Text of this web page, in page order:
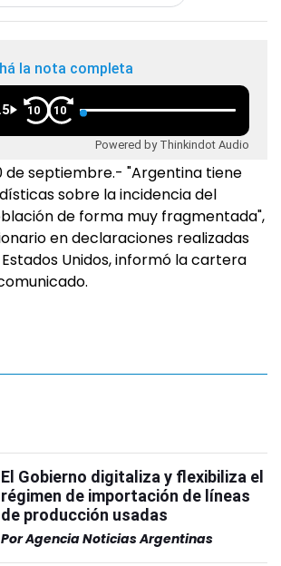
la nota completa
10 10
Powered by Thinkindot Audio
de septiembre.- "Argentina tiene
sobre la incidencia del
de forma muy fragmentada",
en declaraciones realizadas
Unidos, informó la cartera
El Gobierno digitaliza y flexibiliza el
régimen de importación de líneas
de producción usadas
PorAgencia Noticias Argentinas